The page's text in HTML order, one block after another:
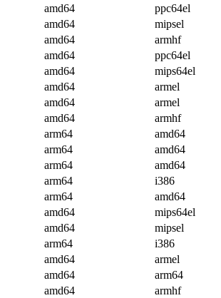
amd64
ppc64el
amd64
mipsel
amd64
armhf
amd64
ppc64el
amd64
mips64el
amd64
armel
amd64
armel
amd64
armhf
arm64
amd64
arm64
amd64
arm64
amd64
arm64
i386
arm64
amd64
amd64
mips64el
amd64
mipsel
arm64
i386
amd64
armel
amd64
arm64
amd64
armhf